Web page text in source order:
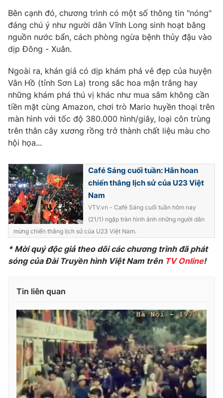
Khán giả
Giải sao mai
Sao
Du lịch
Làm đẹp
Chất lượng cuộc sống
Giáo dục
Tuyển sinh
Công nghệ
Hitech Công nghệ tương lai
Sản phẩm
Thị trường
Tư vấn
Giao lưu trực tuyến
Lịch phát sóng
Chuyên mục khác
Emagazine Podcast
Photo Infographic
Video Shorts video
VTV Money VTV Thể thao
VTV4 Vươn mình bằng AI
VTV9 VTV8
Liên hệ tòa soạn English
Bên cạnh đó, chương trình có một số thông tin "nóng"
đáng chú ý như người dân Vĩnh Long sinh hoạt bằng
nguồn nước bẩn, cách phòng ngừa bệnh thủy đậu vào
dịp Đông - Xuân.
Ngoài ra, khán giả có dịp khám phá vẻ đẹp của huyện
Vân Hồ (tỉnh Sơn La) trong sắc hoa mận trắng hay
những khám phá thú vị khác như mua sắm không cần
tiền mặt cùng Amazon, chơi trò Mario huyền thoại trên
màn hình với tốc độ 380.000 hình/giây, loại côn trùng
trên thân cây xương rồng trở thành chất liệu màu cho
hội họa...
Café Sáng cuối tuần: Hân hoan
chiến thắng lịch sử của U23 Việt
Nam
VTV.vn - Café Sáng cuối tuần hôm nay
(21/1) ngập tràn hình ảnh những người dân
mừng chiến thắng lịch sử của U23 Việt Nam.
* Mời quý độc giả theo dõi các chương trình đã phát
sóng của Đài Truyền hình Việt Nam trên TV Online!
Tin liên quan